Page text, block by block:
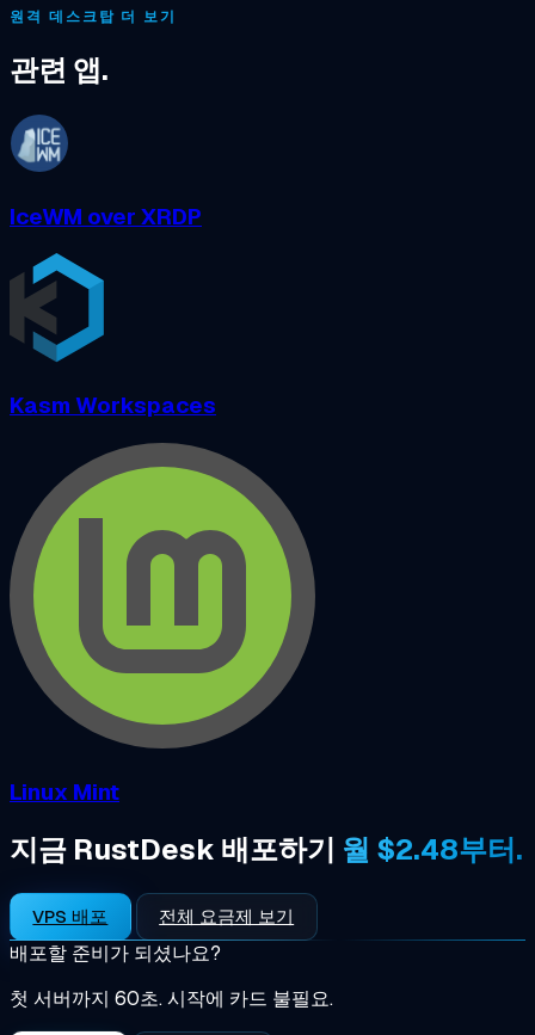
원격 데스크탑 더 보기
관련 앱.
IceWM over XRDP
Kasm Workspaces
Linux Mint
지금 RustDesk 배포하기 월 $2.48부터.
VPS 배포 전체 요금제 보기
배포할 준비가 되셨나요?
첫 서버까지 60초. 시작에 카드 불필요.